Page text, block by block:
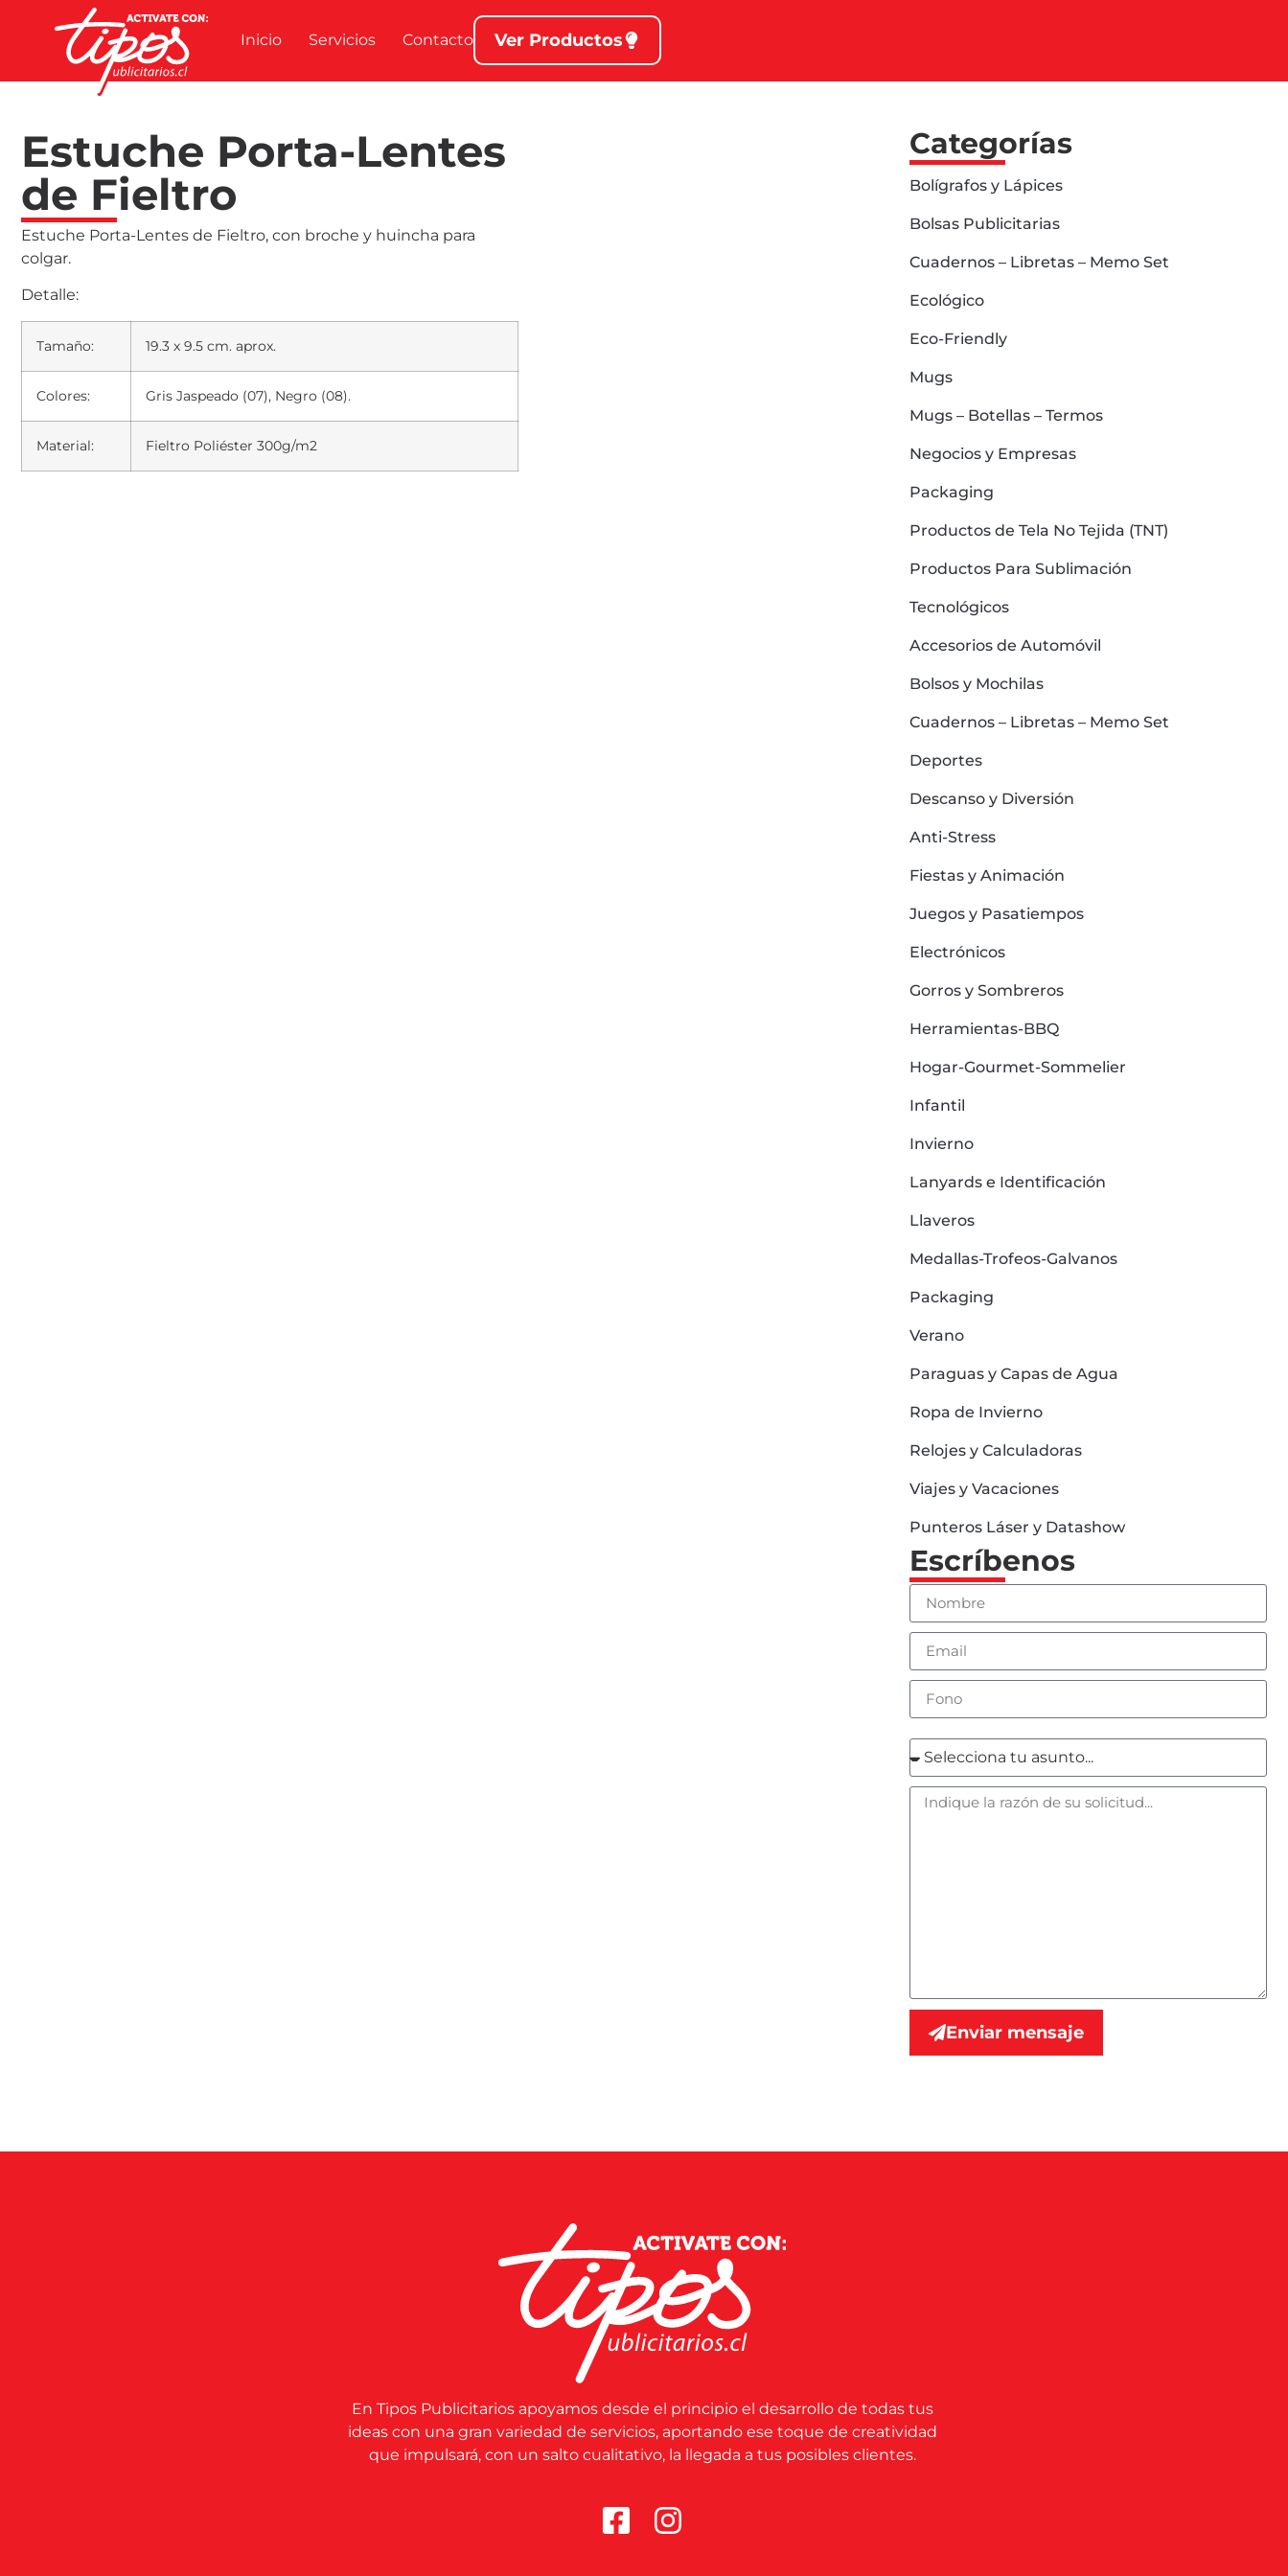
Inicio Servicios Contacto Ver Productos
Estuche Porta-Lentes
de Fieltro
Estuche Porta-Lentes de Fieltro, con broche y huincha para
colgar.
Detalle:
Tamaño: 19.3 x 9.5 cm. aprox.
Colores: Gris Jaspeado (07), Negro (08).
Material: Fieltro Poliéster 300g/m2
Categorías
Bolígrafos y Lápices
Bolsas Publicitarias
Cuadernos – Libretas – Memo Set
Ecológico
Eco-Friendly
Mugs
Mugs – Botellas – Termos
Negocios y Empresas
Packaging
Productos de Tela No Tejida (TNT)
Productos Para Sublimación
Tecnológicos
Accesorios de Automóvil
Bolsos y Mochilas
Cuadernos – Libretas – Memo Set
Deportes
Descanso y Diversión
Anti-Stress
Fiestas y Animación
Juegos y Pasatiempos
Electrónicos
Gorros y Sombreros
Herramientas-BBQ
Hogar-Gourmet-Sommelier
Infantil
Invierno
Lanyards e Identificación
Llaveros
Medallas-Trofeos-Galvanos
Packaging
Verano
Paraguas y Capas de Agua
Ropa de Invierno
Relojes y Calculadoras
Viajes y Vacaciones
Punteros Láser y Datashow
Escríbenos
Enviar mensaje
En Tipos Publicitarios apoyamos desde el principio el desarrollo de todas tus
ideas con una gran variedad de servicios, aportando ese toque de creatividad
que impulsará, con un salto cualitativo, la llegada a tus posibles clientes.